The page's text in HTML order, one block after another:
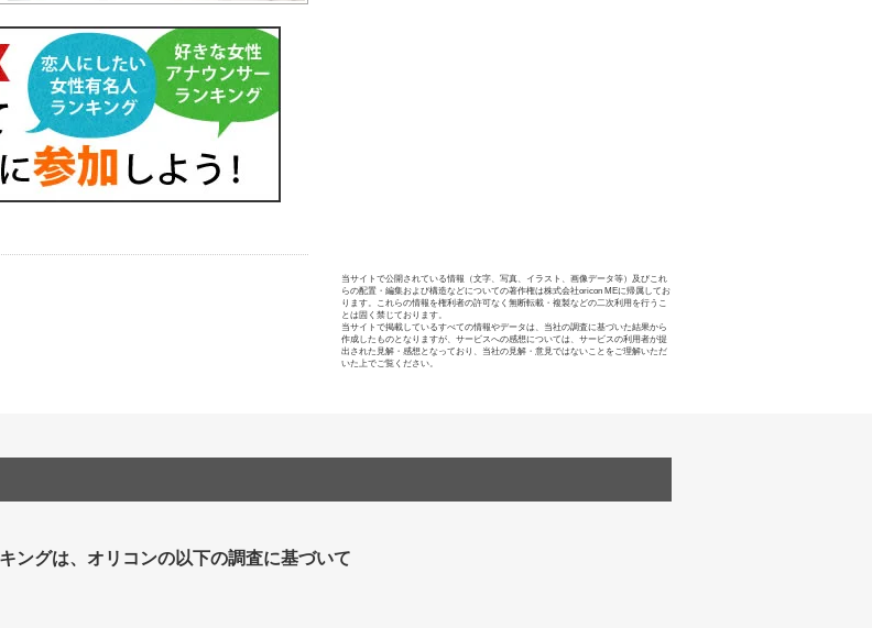
当サイトで公開されている情報（文字、写真、イラスト、画像データ等）及びこれ
らの配置・編集および構造などについての著作権は株式会社oricon MEに帰属してお
ります。これらの情報を権利者の許可なく無断転載・複製などの二次利用を行うこ
とは固く禁じております。
当サイトで掲載しているすべての情報やデータは、当社の調査に基づいた結果から
作成したものとなりますが、サービスへの感想については、サービスの利用者が提
出された見解・感想となっており、当社の見解・意見ではないことをご理解いただ
いた上でご覧ください。
ングは、オリコンの以下の調査に基づいて